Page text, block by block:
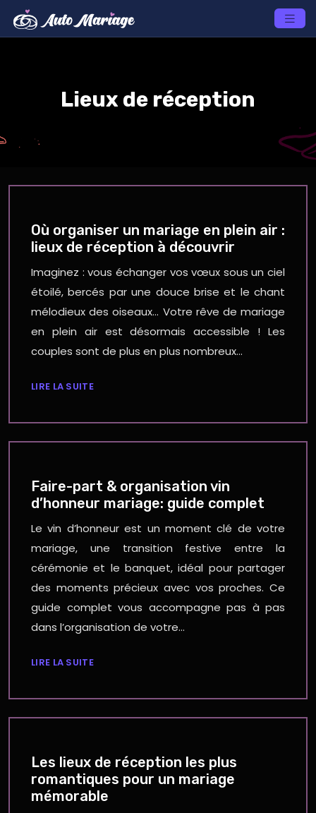
Lieux de réception
Où organiser un mariage en plein air :
lieux de réception à découvrir
Imaginez : vous échanger vos vœux sous un ciel
étoilé, bercés par une douce brise et le chant
mélodieux des oiseaux… Votre rêve de mariage
en plein air est désormais accessible ! Les
couples sont de plus en plus nombreux…
LIRE LA SUITE
Faire-part & organisation vin
d’honneur mariage: guide complet
Le vin d’honneur est un moment clé de votre
mariage, une transition festive entre la
cérémonie et le banquet, idéal pour partager
des moments précieux avec vos proches. Ce
guide complet vous accompagne pas à pas
dans l’organisation de votre…
LIRE LA SUITE
Les lieux de réception les plus
romantiques pour un mariage
mémorable